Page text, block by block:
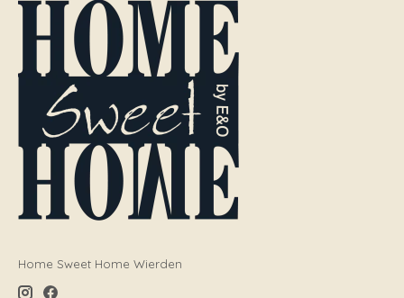
Home Sweet Home Wierden